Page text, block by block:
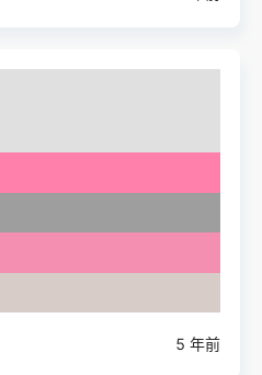
5 年前